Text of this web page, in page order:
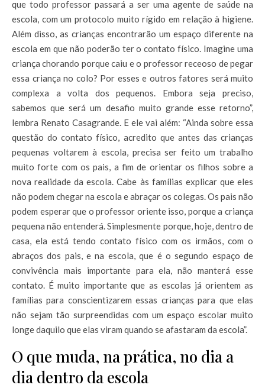
que todo professor passará a ser uma agente de saúde na
escola, com um protocolo muito rígido em relação à higiene.
Além disso, as crianças encontrarão um espaço diferente na
escola em que não poderão ter o contato físico. Imagine uma
criança chorando porque caiu e o professor receoso de pegar
essa criança no colo? Por esses e outros fatores será muito
complexa a volta dos pequenos. Embora seja preciso,
sabemos que será um desafio muito grande esse retorno”,
lembra Renato Casagrande. E ele vai além: “Ainda sobre essa
questão do contato físico, acredito que antes das crianças
pequenas voltarem à escola, precisa ser feito um trabalho
muito forte com os pais, a fim de orientar os filhos sobre a
nova realidade da escola. Cabe às famílias explicar que eles
não podem chegar na escola e abraçar os colegas. Os pais não
podem esperar que o professor oriente isso, porque a criança
pequena não entenderá. Simplesmente porque, hoje, dentro de
casa, ela está tendo contato físico com os irmãos, com o
abraços dos pais, e na escola, que é o segundo espaço de
convivência mais importante para ela, não manterá esse
contato. É muito importante que as escolas já orientem as
famílias para conscientizarem essas crianças para que elas
não sejam tão surpreendidas com um espaço escolar muito
longe daquilo que elas viram quando se afastaram da escola”.
O que muda, na prática, no dia a
dia dentro da escola